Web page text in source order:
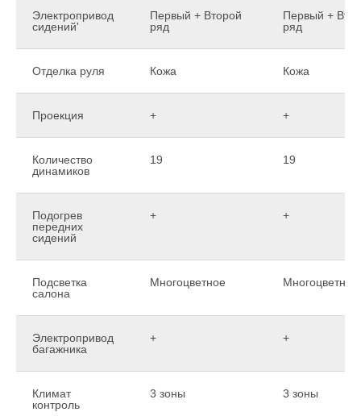
Электропривод
сидений'
Первый + Второй
ряд
Первый +
ряд
Отделка руля Кожа Кожа
Проекция + +
Количество
динамиков
19 19
Подогрев
передних
сидений
+ +
Подсветка
салона
Многоцветное Многоцветное
Электропривод
багажника
+ +
Климат
контроль
3 зоны 3 зоны